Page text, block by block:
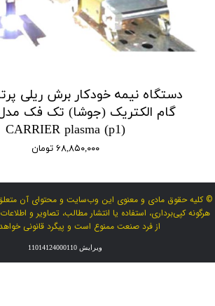
دستگاه نیمه خودکار برش ریلی
CARRIER plasma (p1)
۶۸,۸۵۰,۰۰۰ تومان
© کلیه حقوق مادی و معنوی این وب‌سایت و محتوای آن
هرگونه کپی‌برداری، استفاده یا انتشار مطالب، تصاویر و
از فرد صنعت ممنوع است و پیگرد قانونی
ویرایش 11014124000110